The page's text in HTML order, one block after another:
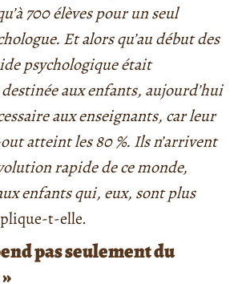
700 élèves pour un seul
Et alors qu’au début des
psychologique était
aux enfants, aujourd’hui
aux enseignants, car leur
atteint les 80 %. Ils n’arrivent
rapide de ce monde,
enfants qui, eux, sont plus
t-elle.
pas seulement du